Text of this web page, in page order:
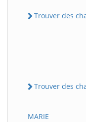
Trouver des
Trouver des
MARIE